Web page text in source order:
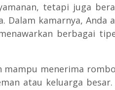
tetapi juga
Dalam kamarnya,
berbagai
mampu menerima
atau keluarga